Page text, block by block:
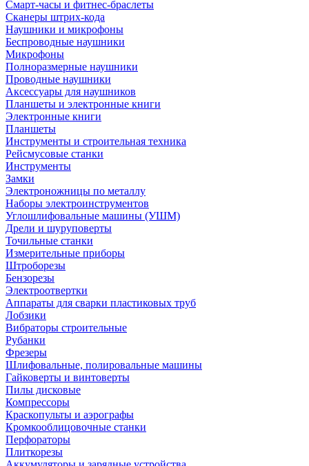
Смарт-часы и фитнес-браслеты
Сканеры штрих-кода
Наушники и микрофоны
Беспроводные наушники
Микрофоны
Полноразмерные наушники
Проводные наушники
Аксессуары для наушников
Планшеты и электронные книги
Электронные книги
Планшеты
Инструменты и строительная техника
Рейсмусовые станки
Инструменты
Замки
Электроножницы по металлу
Наборы электроинструментов
Углошлифовальные машины (УШМ)
Дрели и шуруповерты
Точильные станки
Измерительные приборы
Штроборезы
Бензорезы
Электроотвертки
Аппараты для сварки пластиковых труб
Лобзики
Вибраторы строительные
Рубанки
Фрезеры
Шлифовальные, полировальные машины
Гайковерты и винтоверты
Пилы дисковые
Компрессоры
Краскопульты и аэрографы
Кромкооблицовочные станки
Перфораторы
Плиткорезы